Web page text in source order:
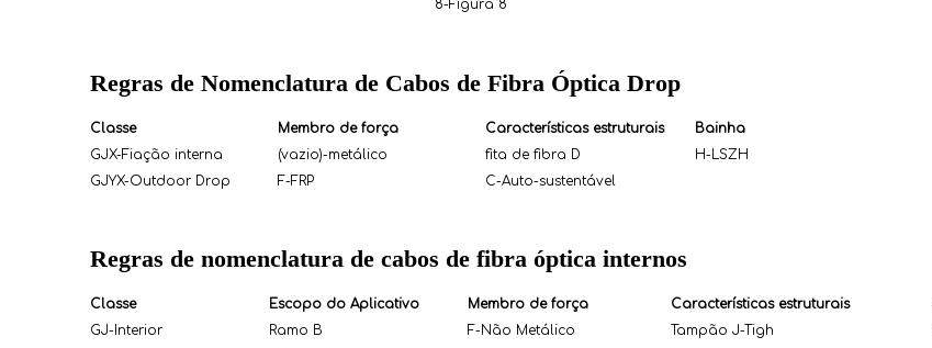
8-Figura 8
Regras de Nomenclatura de Cabos de Fibra Óptica Drop
Classe Membro de força Características estruturais Bainha
GJX-Fiação interna
(vazio)-metálico fita de fibra D H-LSZH
GJYX-Outdoor Drop
F-FRP C-Auto-sustentável
Regras de nomenclatura de cabos de fibra óptica internos
Classe Escopo do Aplicativo Membro de força Características estruturais
GJ-Interior
Ramo B F-Não Metálico Tampão J-Tigh